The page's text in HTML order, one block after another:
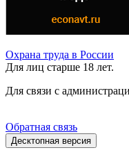
Охрана труда в России
Для лиц старше 18 лет.
Для связи с
Обратная связь
Десктопная версия